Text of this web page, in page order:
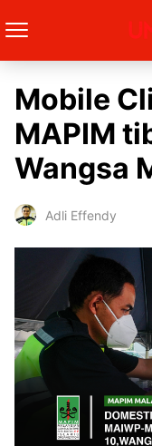
Mobile
MAPIM
Wangsa
Adli Effendy